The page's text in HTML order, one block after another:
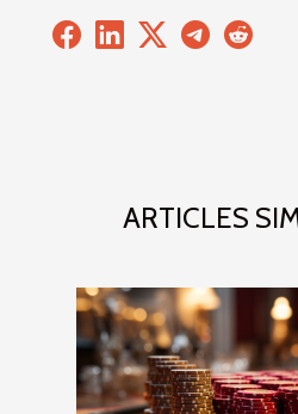
ARTICLES